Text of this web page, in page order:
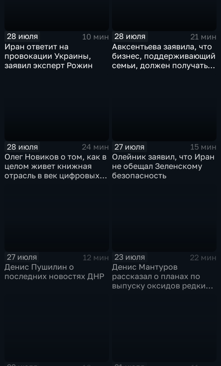
28 июля
10 мин
Иран ответит на
провокации Украины,
заявил эксперт Рожин
28 июля
21 мин
Авксентьева заявила, что
бизнес, поддерживающий
семьи, должен получать
28 июля
24 мин
Олег Новиков о том, как в
целом живет книжная
отрасль в век цифровых
27 июля
15 мин
Олейник заявил, что Иран
не обещал Зеленскому
безопасность
27 июля
12 мин
Денис Пушилин о
последних новостях ДНР
23 июля
22 мин
Денис Мантуров
рассказал о планах по
выпуску оксидов редких